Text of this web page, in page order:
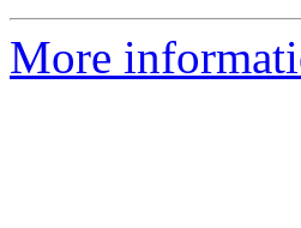
More